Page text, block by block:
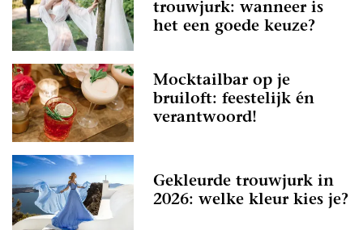
trouwjurk: wanneer is
het een goede keuze?
Mocktailbar op je
bruiloft: feestelijk én
verantwoord!
Gekleurde trouwjurk in
2026: welke kleur kies je?